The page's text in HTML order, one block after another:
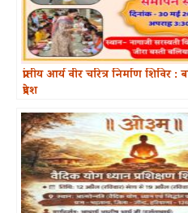
प्रांतीय आर्य वीर चरित्र निर्माण शिविर :
प्रदेश